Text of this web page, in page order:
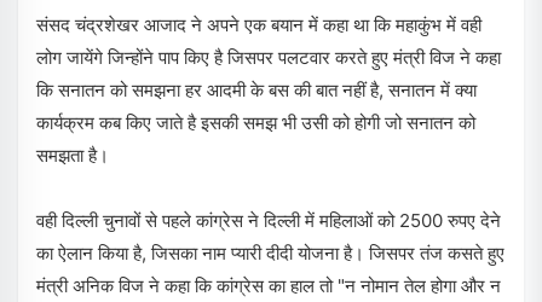
संसद चंद्रशेखर आजाद ने अपने एक बयान में कहा था कि महाकुंभ में वही
लोग जायेंगे जिन्होंने पाप किए है जिसपर पलटवार करते हुए मंत्री विज ने कहा
कि सनातन को समझना हर आदमी के बस की बात नहीं है, सनातन में क्या
कार्यक्रम कब किए जाते है इसकी समझ भी उसी को होगी जो सनातन को
समझता है।
वही दिल्ली चुनावों से पहले कांग्रेस ने दिल्ली में महिलाओं को 2500 रुपए देने
का ऐलान किया है, जिसका नाम प्यारी दीदी योजना है। जिसपर तंज कसते हुए
मंत्री अनिक विज ने कहा कि कांग्रेस का हाल तो "न नोमान तेल होगा और न